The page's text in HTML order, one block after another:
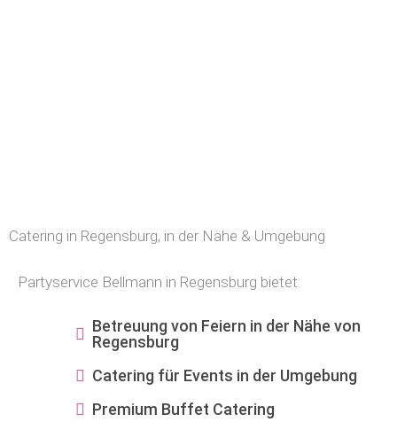
Catering in Regensburg, in der Nähe & Umgebung
Partyservice Bellmann in Regensburg bietet:
Betreuung von Feiern in der Nähe von
Regensburg
Catering für Events in der Umgebung
Premium Buffet Catering